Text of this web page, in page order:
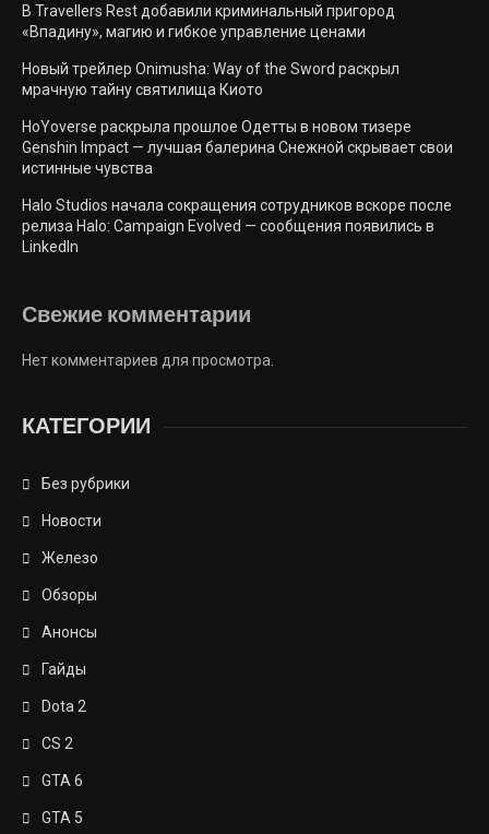
В Travellers Rest добавили криминальный пригород
«Впадину», магию и гибкое управление ценами
Новый трейлер Onimusha: Way of the Sword раскрыл
мрачную тайну святилища Киото
HoYoverse раскрыла прошлое Одетты в новом тизере
Genshin Impact — лучшая балерина Снежной скрывает свои
истинные чувства
Halo Studios начала сокращения сотрудников вскоре после
релиза Halo: Campaign Evolved — сообщения появились в
LinkedIn
Свежие комментарии
Нет комментариев для просмотра.
КАТЕГОРИИ
Без рубрики
Новости
Железо
Обзоры
Анонсы
Гайды
Dota 2
CS 2
GTA 6
GTA 5